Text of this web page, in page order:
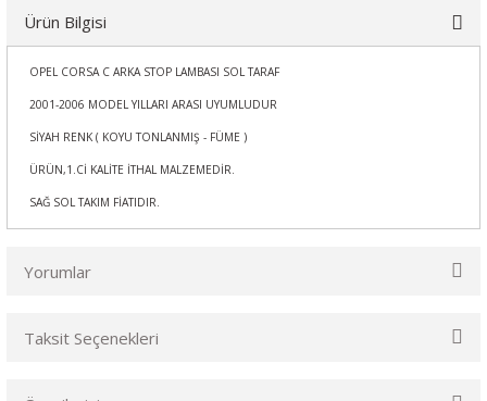
Ürün Bilgisi
OPEL CORSA C ARKA STOP LAMBASI SOL TARAF
2001-2006 MODEL YILLARI ARASI UYUMLUDUR
SİYAH RENK ( KOYU TONLANMIŞ - FÜME )
ÜRÜN,1.Cİ KALİTE İTHAL MALZEMEDİR.
SAĞ SOL TAKIM FİATIDIR.
Yorumlar
Taksit Seçenekleri